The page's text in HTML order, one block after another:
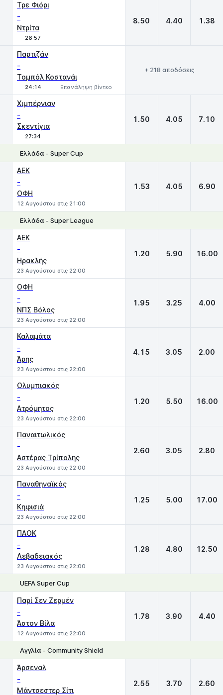
Τρε Φιόρι
-
Ντρίτα
26:57
8.50 4.40 1.38
Παρτιζάν
-
Τομπόλ Κοστανάι
24:14 Επανάληψη βίντεο
+ 218 αποδόσεις
Χιμπέρνιαν
-
Σκεντίγια
27:34
1.50 4.05 7.10
Ελλάδα - Super Cup
ΑΕΚ
-
ΟΦΗ
12 Αυγούστου στις 21:00
1.53 4.05 6.90
Ελλάδα - Super League
ΑΕΚ
-
Ηρακλής
23 Αυγούστου στις 22:00
1.20 5.90 16.00
ΟΦΗ
-
ΝΠΣ Βόλος
23 Αυγούστου στις 22:00
1.95 3.25 4.00
Καλαμάτα
-
Άρης
23 Αυγούστου στις 22:00
4.15 3.05 2.00
Ολυμπιακός
-
Ατρόμητος
23 Αυγούστου στις 22:00
1.20 5.50 16.00
Παναιτωλικός
-
Αστέρας Τρίπολης
23 Αυγούστου στις 22:00
2.60 3.05 2.80
Παναθηναϊκός
-
Κηφισιά
23 Αυγούστου στις 22:00
1.25 5.00 17.00
ΠΑΟΚ
-
Λεβαδειακός
23 Αυγούστου στις 22:00
1.28 4.80 12.50
UEFA Super Cup
Παρί Σεν Ζερμέν
-
Άστον Βίλα
12 Αυγούστου στις 22:00
1.78 3.90 4.40
Αγγλία - Community Shield
Άρσεναλ
-
Μάντσεστερ Σίτι
2.55 3.70 2.60